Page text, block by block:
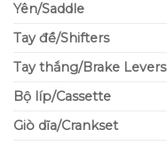
Yên/Saddle
Tay đề/Shifters
Tay thắng/Brake Levers
Bộ líp/Cassette
Giò dĩa/Crankset